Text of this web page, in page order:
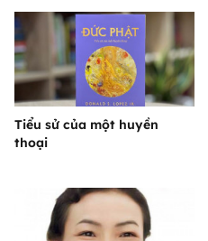
Tiểu sử của một huyền
thoại